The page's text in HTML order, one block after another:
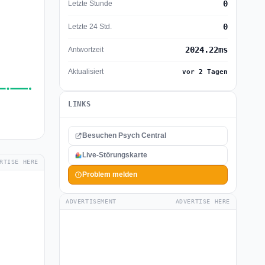
HERE
Letzte Stunde 0
Letzte 24 Std. 0
Antwortzeit 2024.22ms
Aktualisiert vor 2 Tagen
LINKS
Besuchen Psych Central
Live-Störungskarte
Problem melden
ADVERTISEMENT ADVERTISE HERE